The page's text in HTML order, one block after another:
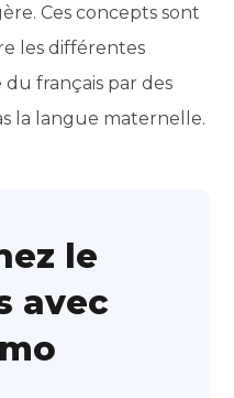
Ces concepts sont
les différentes
du français par des
la langue maternelle.
le
avec